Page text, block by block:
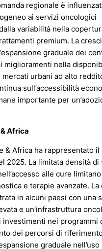
regionale è
ai servizi oncologici
variabilità nella
premium. La
graduale dei
miglioramenti nella
urbani ad alto
sull’accessibilità
importante per
Africa
& Africa ha rappresentato il
2025. La limitata densità di
alle cure limitano
e terapie avanzate. La
in alcuni paesi con una
e un’infrastruttura
investimenti nei programmi
dei percorsi di
graduale nell’uso